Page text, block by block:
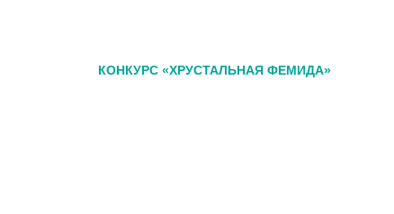
КОНКУРС «ХРУСТАЛЬНАЯ ФЕМИДА»